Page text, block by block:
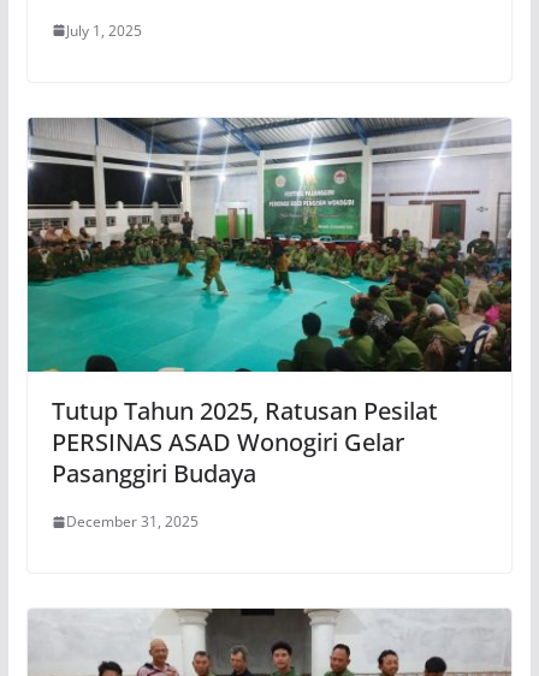
July 1, 2025
Tutup Tahun 2025, Ratusan Pesilat
PERSINAS ASAD Wonogiri Gelar
Pasanggiri Budaya
December 31, 2025